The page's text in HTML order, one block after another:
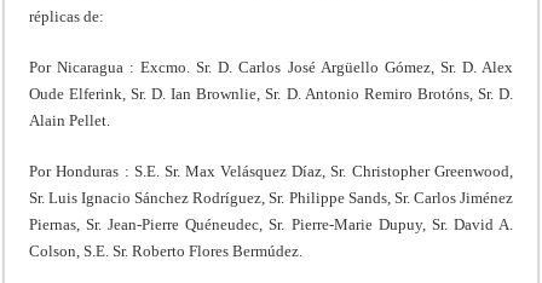
réplicas de:
Por Nicaragua : Excmo. Sr. D. Carlos José Argüello Gómez, Sr. D. Alex
Oude Elferink, Sr. D. Ian Brownlie, Sr. D. Antonio Remiro Brotóns, Sr. D.
Alain Pellet.
Por Honduras : S.E. Sr. Max Velásquez Díaz, Sr. Christopher Greenwood,
Sr. Luis Ignacio Sánchez Rodríguez, Sr. Philippe Sands, Sr. Carlos Jiménez
Piernas, Sr. Jean-Pierre Quéneudec, Sr. Pierre-Marie Dupuy, Sr. David A.
Colson, S.E. Sr. Roberto Flores Bermúdez.